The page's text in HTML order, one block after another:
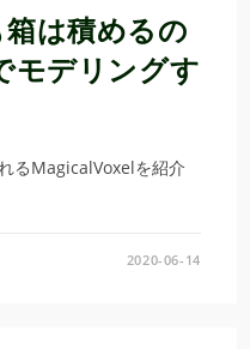
は積めるの
モデリングす
るMagicalVoxelを紹介
2020-06-14